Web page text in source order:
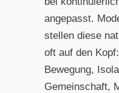
angepasst.
stellen diese
oft auf den
Bewegung,
Gemeinschaft,